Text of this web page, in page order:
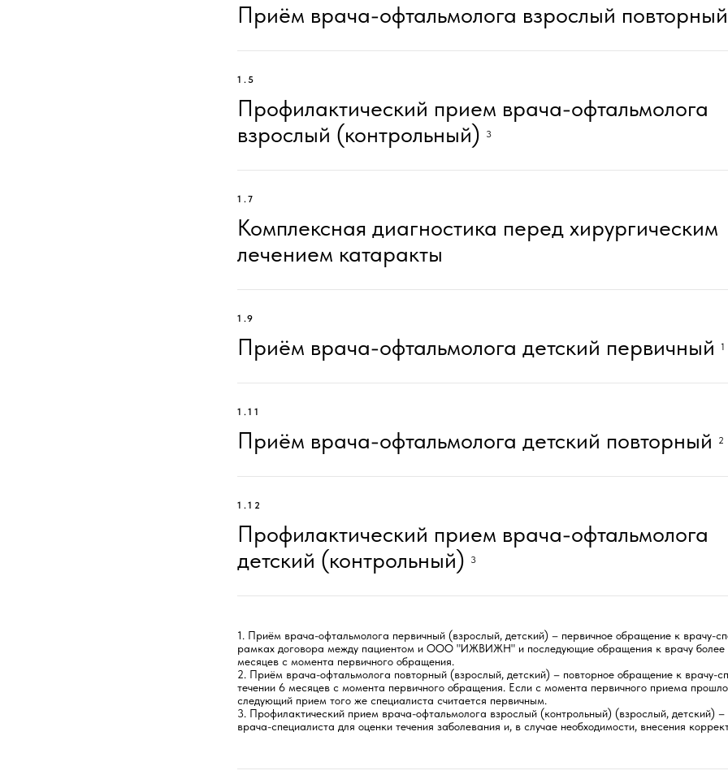
Приём врача-офтальмолога взрослый
1.5
Профилактический прием врача-офтальмолога
взрослый (контрольный)
3
1.7
Комплексная диагностика перед хирургическим
лечением катаракты
1.9
Приём врача-офтальмолога детский первичный 1
1.11
Приём врача-офтальмолога детский повторный 2
1.12
Профилактический прием врача-офтальмолога
детский (контрольный)
3
1. Приём врача-офтальмолога первичный (взрослый, детский) – первичное обращение к врачу-
рамках договора между пациентом и ООО "ИЖВИЖН" и последующие обращения к врачу более
месяцев с момента первичного обращения.
2. Приём врача-офтальмолога повторный (взрослый, детский) – повторное обращение к врачу-
течении 6 месяцев с момента первичного обращения. Если с момента первичного приема
следующий прием того же специалиста считается первичным.
3. Профилактический прием врача-офтальмолога взрослый (контрольный) (взрослый, детский)
врача-специалиста для оценки течения заболевания и, в случае необходимости, внесения